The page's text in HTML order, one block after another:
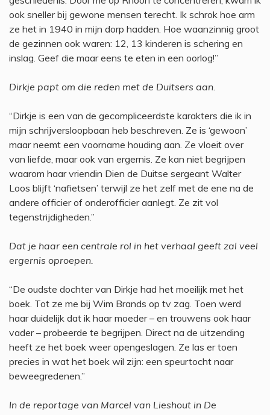
ook sneller bij gewone mensen terecht. Ik schrok hoe arm
ze het in 1940 in mijn dorp hadden. Hoe waanzinnig groot
de gezinnen ook waren: 12, 13 kinderen is schering en
inslag. Geef die maar eens te eten in een oorlog!”
Dirkje papt om die reden met de Duitsers aan.
“Dirkje is een van de gecompliceerdste karakters die ik in
mijn schrijversloopbaan heb beschreven. Ze is ‘gewoon’
maar neemt een voorname houding aan. Ze vloeit over
van liefde, maar ook van ergernis. Ze kan niet begrijpen
waarom haar vriendin Dien de Duitse sergeant Walter
Loos blijft ‘nafietsen’ terwijl ze het zelf met de ene na de
andere officier of onderofficier aanlegt. Ze zit vol
tegenstrijdigheden.”
Dat je haar een centrale rol in het verhaal geeft zal veel
ergernis oproepen.
“De oudste dochter van Dirkje had het moeilijk met het
boek. Tot ze me bij Wim Brands op tv zag. Toen werd
haar duidelijk dat ik haar moeder – en trouwens ook haar
vader – probeerde te begrijpen. Direct na de uitzending
heeft ze het boek weer opengeslagen. Ze las er toen
precies in wat het boek wil zijn: een speurtocht naar
beweegredenen.”
In de reportage van Marcel van Lieshout in De